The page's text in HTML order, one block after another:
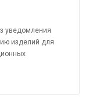
уведомления
изделий для